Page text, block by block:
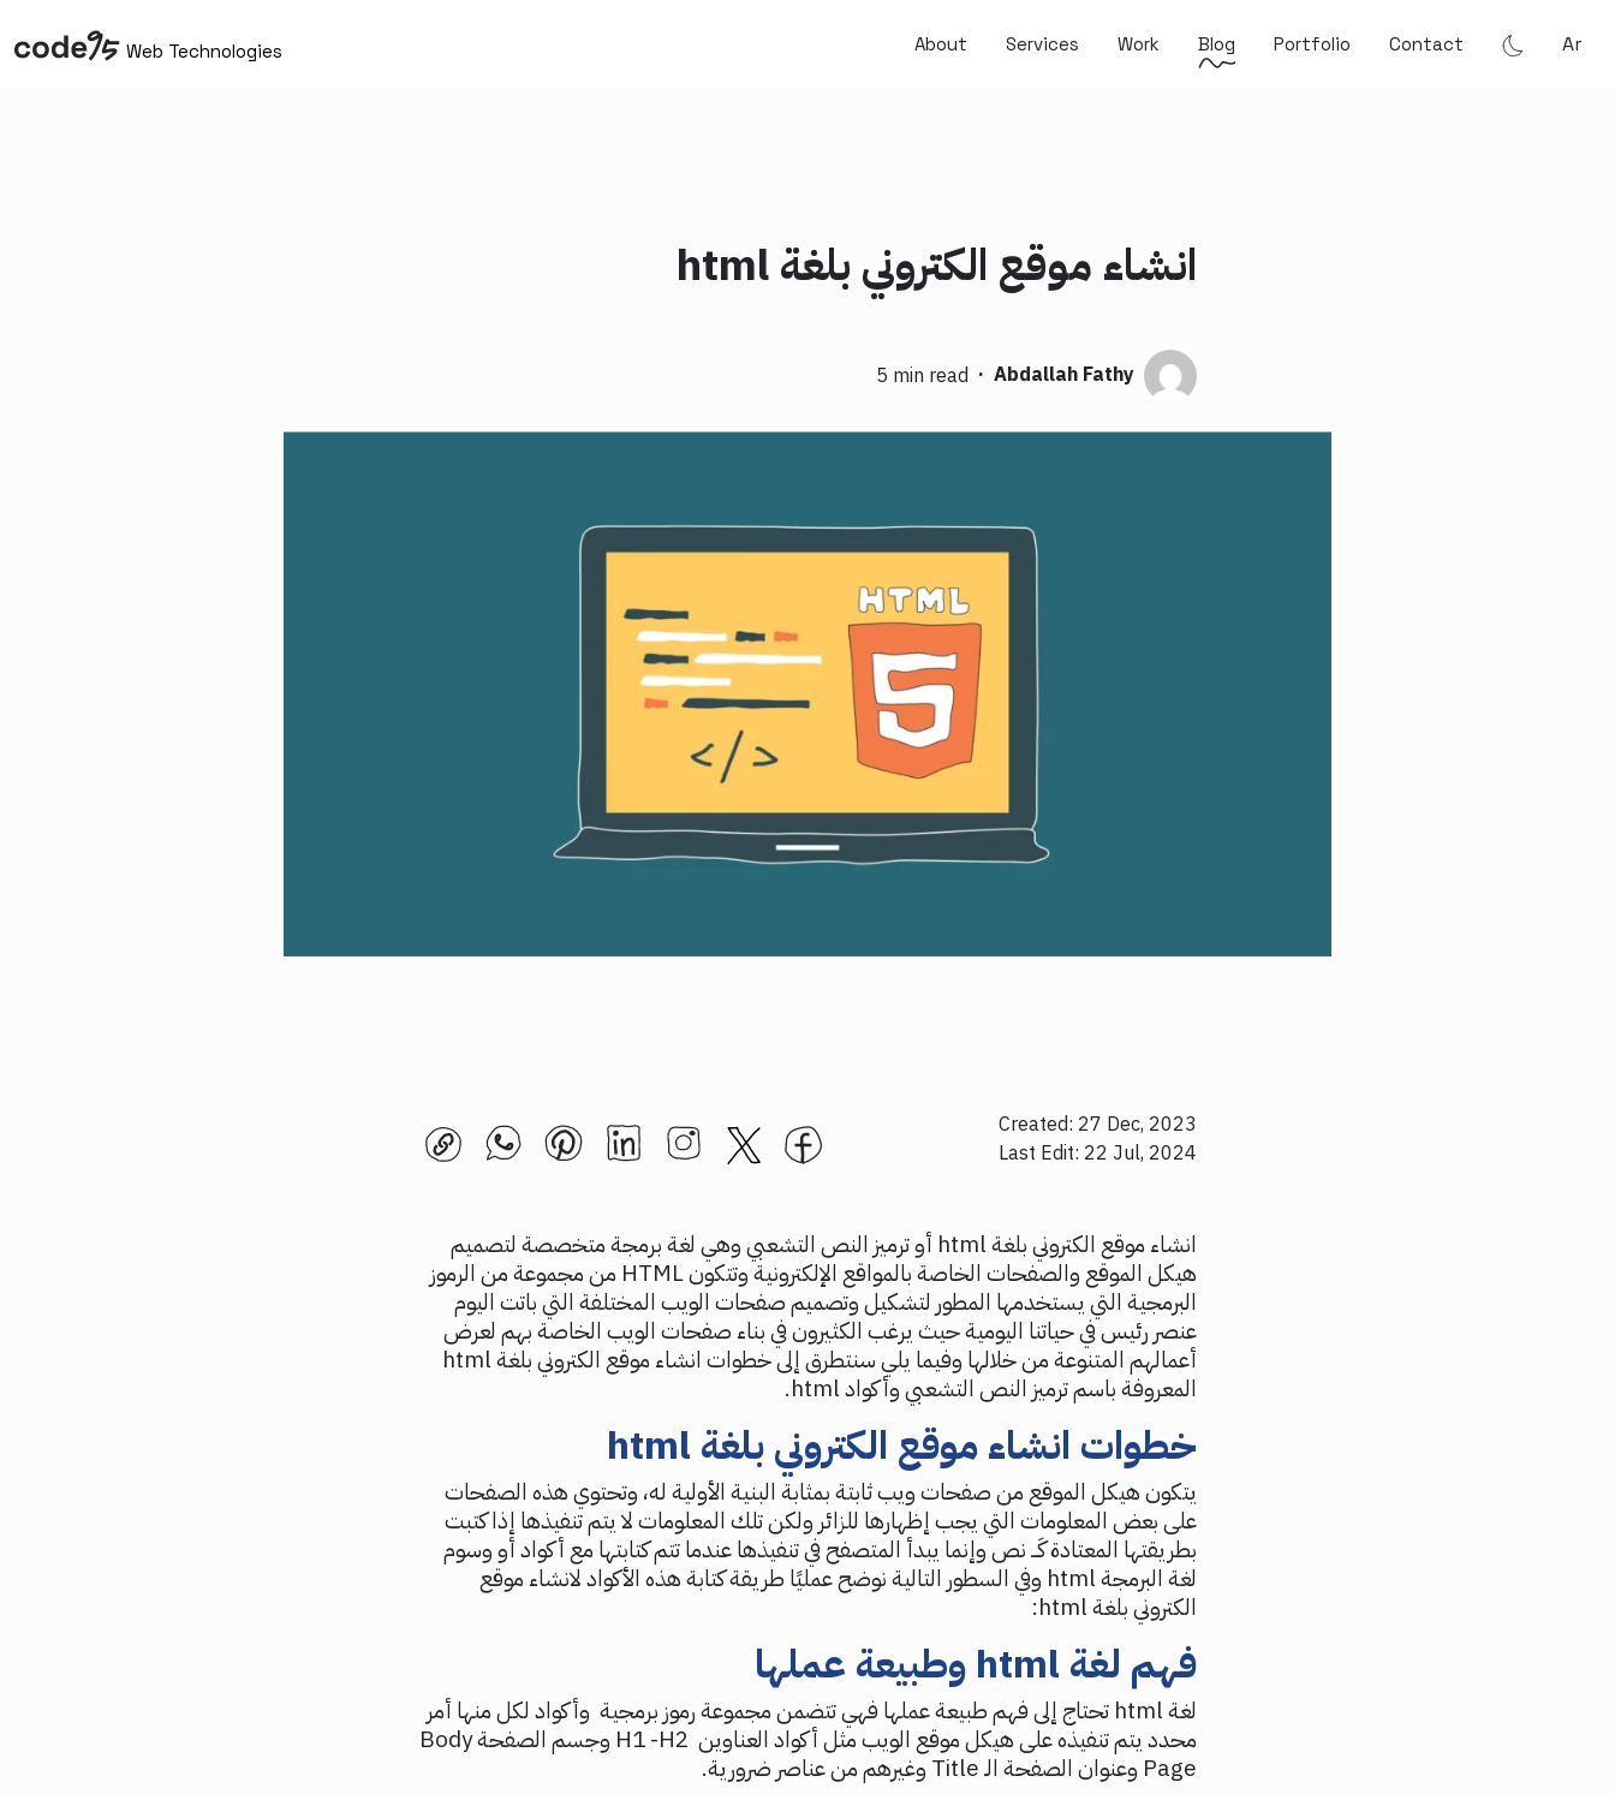
Web Technologies About Services Work Blog Portfolio Contact Ar
انشاء موقع الكتروني بلغة html
Abdallah Fathy
·
5 min read
Created: 27 Dec, 2023
Last Edit: 22 Jul, 2024
انشاء موقع الكتروني بلغة html أو ترميز النص التشعبي وهي لغة برمجة متخصصة لتصميم
هيكل الموقع والصفحات الخاصة بالمواقع الإلكترونية وتتكون HTML من مجموعة من الرموز
البرمجية التي يستخدمها المطور لتشكيل وتصميم صفحات الويب المختلفة التي باتت اليوم
عنصر رئيس في حياتنا اليومية حيث يرغب الكثيرون في بناء صفحات الويب الخاصة بهم لعرض
أعمالهم المتنوعة من خلالها وفيما يلي سنتطرق إلى خطوات انشاء موقع الكتروني بلغة html
المعروفة باسم ترميز النص التشعبي وأكواد html.
خطوات انشاء موقع الكتروني بلغة html
يتكون هيكل الموقع من صفحات ويب ثابتة بمثابة البنية الأولية له، وتحتوي هذه الصفحات
على بعض المعلومات التي يجب إظهارها للزائر ولكن تلك المعلومات لا يتم تنفيذها إذا كتبت
بطريقتها المعتادة كَـــ نص وإنما يبدأ المتصفح في تنفيذها عندما تتم كتابتها مع أكواد أو وسوم
لغة البرمجة html وفي السطور التالية نوضح عمليًا طريقة كتابة هذه الأكواد لانشاء موقع
الكتروني بلغة html:
فهم لغة html وطبيعة عملها
لغة html تحتاج إلى فهم طبيعة عملها فهي تتضمن مجموعة رموز برمجية وأكواد لكل منها أمر
محدد يتم تنفيذه على هيكل موقع الويب مثل أكواد العناوين H1 -H2 وجسم الصفحة Body
Page وعنوان الصفحة الـ Title وغيرهم من عناصر ضرورية.